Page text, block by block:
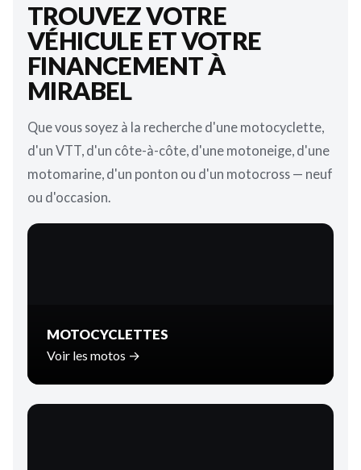
TROUVEZ VOTRE
VÉHICULE ET VOTRE
FINANCEMENT À
MIRABEL
Que vous soyez à la recherche d'une motocyclette,
d'un VTT, d'un côte-à-côte, d'une motoneige, d'une
motomarine, d'un ponton ou d'un motocross — neuf
ou d'occasion.
MOTOCYCLETTES
Voir les motos →